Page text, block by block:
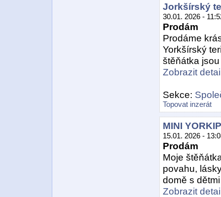
Jorkšírský
30.01. 2026 -
Prodám
Prodáme
Yorkšírský
štěňátka jsou
Zobrazit
Sekce:
Topovat inzerát
MINI
15.01. 2026 -
Prodám
Moje
povahu,
domě s
Zobrazit